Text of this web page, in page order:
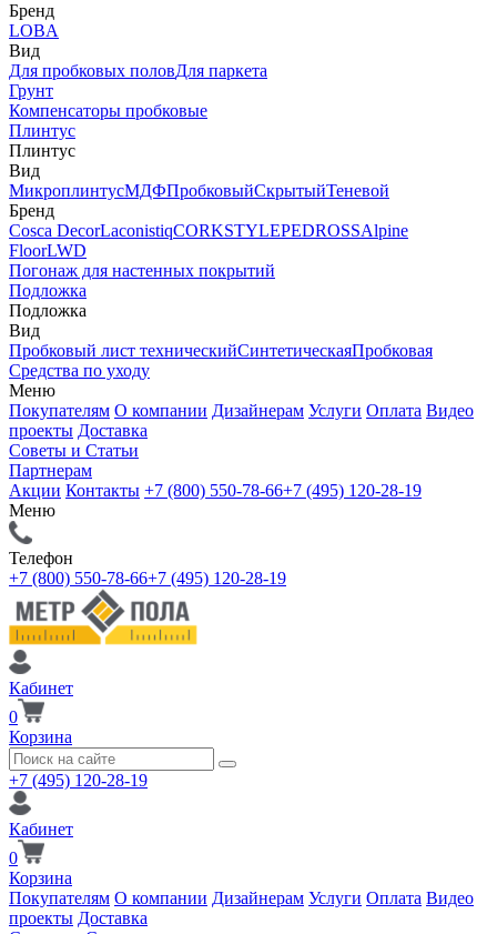
Бренд
LOBA
Вид
Для пробковых половДля паркета
Грунт
Компенсаторы пробковые
Плинтус
Плинтус
Вид
МикроплинтусМДФПробковыйСкрытыйТеневой
Бренд
Cosca DecorLaconistiqCORKSTYLEPEDROSSAlpine
FloorLWD
Погонаж для настенных покрытий
Подложка
Подложка
Вид
Пробковый лист техническийСинтетическаяПробковая
Средства по уходу
Меню
Покупателям О компании Дизайнерам Услуги Оплата Видео
проекты Доставка
Советы и Статьи
Партнерам
Акции Контакты +7 (800) 550-78-66+7 (495) 120-28-19
Меню
Телефон
+7 (800) 550-78-66+7 (495) 120-28-19
Кабинет
0
Корзина
+7 (495) 120-28-19
Кабинет
0
Корзина
Покупателям О компании Дизайнерам Услуги Оплата Видео
проекты Доставка